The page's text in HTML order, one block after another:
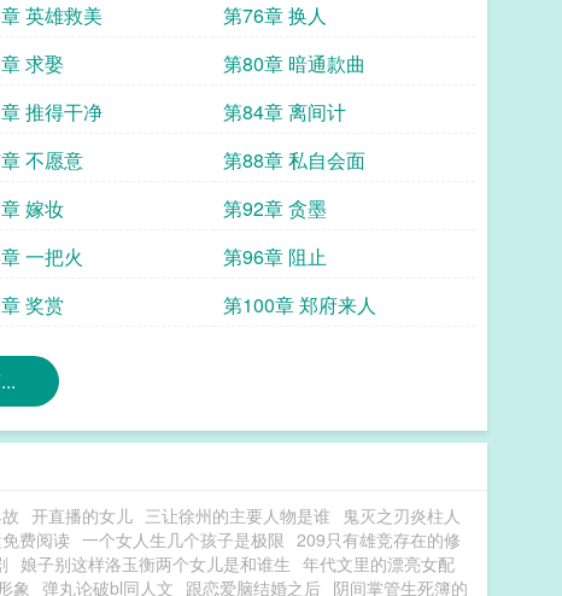
英雄救美
第76章 换人
求娶
第80章 暗通款曲
推得干净
第84章 离间计
不愿意
第88章 私自会面
嫁妆
第92章 贪墨
一把火
第96章 阻止
奖赏 第100章 郑府来人
开直播的女儿 三让徐州的主要人物是谁
鬼灭之刃炎柱人
费阅读 一个女人生几个孩子是极限 209只有雄竞存在的修
娘子别这样洛玉衡两个女儿是和谁生 年代文里的漂亮女配
象 弹丸论破bl同人文 跟恋爱脑结婚之后 阴间掌管生死簿的